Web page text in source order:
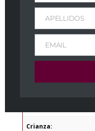
Peso
1,7 kg
Dimensiones
Crianza:
APELLIDOS
EMAIL